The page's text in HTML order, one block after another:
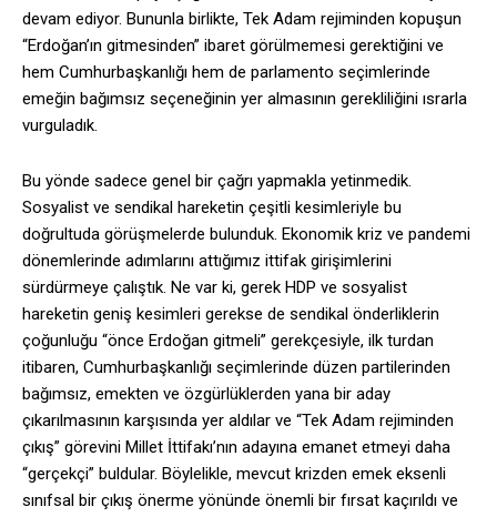
devam ediyor. Bununla birlikte, Tek Adam rejiminden kopuşun
“Erdoğan’ın gitmesinden” ibaret görülmemesi gerektiğini ve
hem Cumhurbaşkanlığı hem de parlamento seçimlerinde
emeğin bağımsız seçeneğinin yer almasının gerekliliğini ısrarla
vurguladık.
Bu yönde sadece genel bir çağrı yapmakla yetinmedik.
Sosyalist ve sendikal hareketin çeşitli kesimleriyle bu
doğrultuda görüşmelerde bulunduk. Ekonomik kriz ve pandemi
dönemlerinde adımlarını attığımız ittifak girişimlerini
sürdürmeye çalıştık. Ne var ki, gerek HDP ve sosyalist
hareketin geniş kesimleri gerekse de sendikal önderliklerin
çoğunluğu “önce Erdoğan gitmeli” gerekçesiyle, ilk turdan
itibaren, Cumhurbaşkanlığı seçimlerinde düzen partilerinden
bağımsız, emekten ve özgürlüklerden yana bir aday
çıkarılmasının karşısında yer aldılar ve “Tek Adam rejiminden
çıkış” görevini Millet İttifakı’nın adayına emanet etmeyi daha
“gerçekçi” buldular. Böylelikle, mevcut krizden emek eksenli
sınıfsal bir çıkış önerme yönünde önemli bir fırsat kaçırıldı ve